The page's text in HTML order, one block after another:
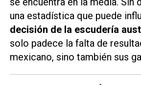
una estadística que puede
decisión de la escudería
solo padece la falta de
mexicano, sino también sus